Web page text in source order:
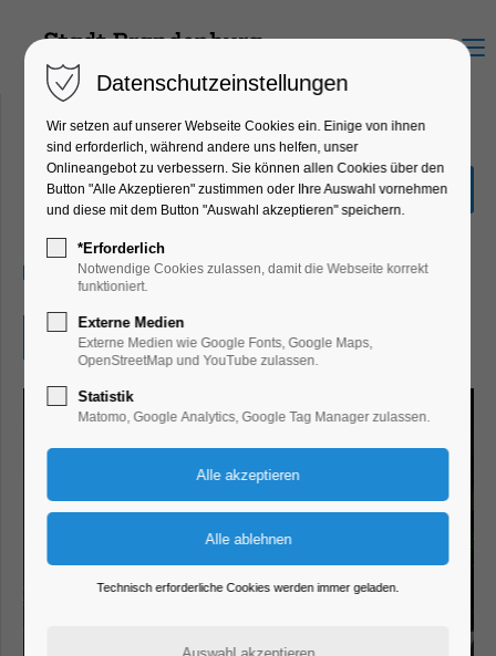
Menu
Book-Casting
Kinder, Jugend, Lesung, Mitmach-Aktion
18.05.2026, 09:00–10:00
Eintritt frei
Datenschutzeinstellungen
Wir setzen auf unserer Webseite Cookies ein. Einige von ihnen
sind erforderlich, während andere uns helfen, unser
Onlineangebot zu verbessern. Sie können allen Cookies über den
Button "Alle Akzeptieren" zustimmen oder Ihre Auswahl vornehmen
und diese mit dem Button "Auswahl akzeptieren" speichern.
*Erforderlich
Notwendige Cookies zulassen, damit die Webseite korrekt
funktioniert.
Externe Medien
Externe Medien wie Google Fonts, Google Maps,
OpenStreetMap und YouTube zulassen.
Statistik
Matomo, Google Analytics, Google Tag Manager zulassen.
Technisch erforderliche Cookies werden immer geladen.